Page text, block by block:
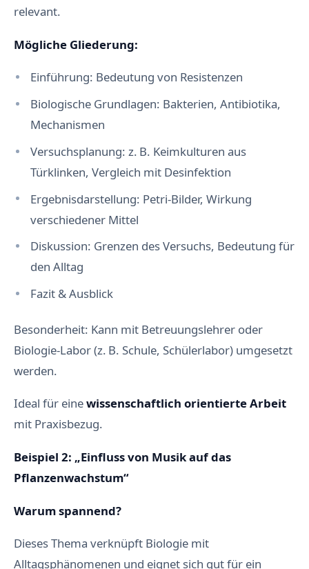
relevant.
Mögliche Gliederung:
Einführung: Bedeutung von Resistenzen
Biologische Grundlagen: Bakterien, Antibiotika,
Mechanismen
Versuchsplanung: z. B. Keimkulturen aus
Türklinken, Vergleich mit Desinfektion
Ergebnisdarstellung: Petri-Bilder, Wirkung
verschiedener Mittel
Diskussion: Grenzen des Versuchs, Bedeutung für
den Alltag
Fazit & Ausblick
Besonderheit: Kann mit Betreuungslehrer oder
Biologie-Labor (z. B. Schule, Schülerlabor) umgesetzt
werden.
Ideal für einewissenschaftlich orientierte Arbeit
mit Praxisbezug.
Beispiel 2: „Einfluss von Musik auf das
Pflanzenwachstum“
Warum spannend?
Dieses Thema verknüpft Biologie mit
Alltagsphänomenen und eignet sich gut für ein